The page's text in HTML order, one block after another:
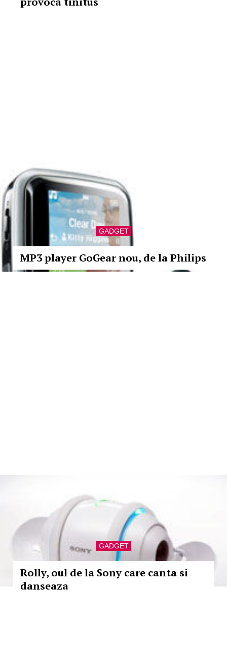
GADGET
MP3 player GoGear nou, de la Philips
GADGET
Rolly, oul de la Sony care canta si
danseaza